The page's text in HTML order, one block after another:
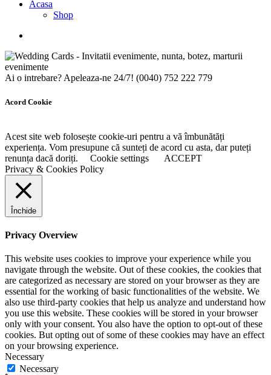
Acasa
Shop
Ai o intrebare? Apeleaza-ne 24/7! (0040) 752 222 779
Acord Cookie
Acest site web folosește cookie-uri pentru a vă îmbunătăți
experiența. Vom presupune că sunteți de acord cu asta, dar puteți
renunța dacă doriți.
Cookie settings
ACCEPT
Privacy & Cookies Policy
Închide
Privacy Overview
This website uses cookies to improve your experience while you
navigate through the website. Out of these cookies, the cookies that
are categorized as necessary are stored on your browser as they are
essential for the working of basic functionalities of the website. We
also use third-party cookies that help us analyze and understand how
you use this website. These cookies will be stored in your browser
only with your consent. You also have the option to opt-out of these
cookies. But opting out of some of these cookies may have an effect
on your browsing experience.
Necessary
Necessary